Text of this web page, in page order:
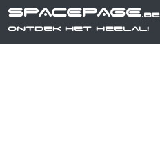
SPACEPAGE.be
Ontdek het heelal!